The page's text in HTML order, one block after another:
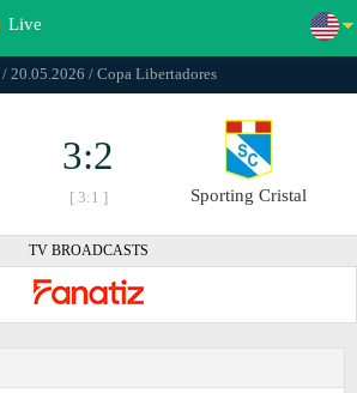
Live
20.05.2026 / Copa Libertadores
3:2
[ 3:1 ] Sporting Cristal
TV BROADCASTS